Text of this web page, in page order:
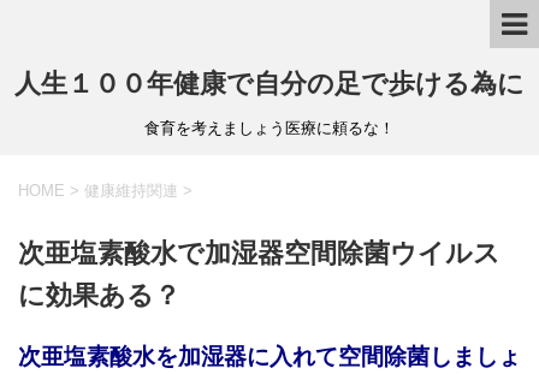
人生１００年健康で自分の足で歩ける為に
食育を考えましょう医療に頼るな！
HOME > 健康維持関連 >
次亜塩素酸水で加湿器空間除菌ウイルス
に効果ある？
次亜塩素酸水を加湿器に入れて空間除菌しましょ